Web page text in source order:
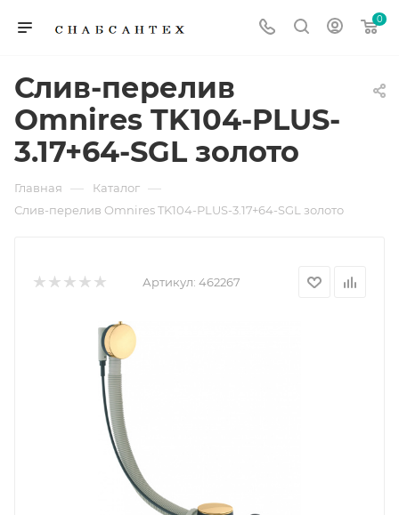
0
Слив-перелив
Omnires TK104-PLUS-
3.17+64-SGL золото
Главная — Каталог —
Слив-перелив Omnires TK104-PLUS-3.17+64-SGL золото
Артикул: 462267